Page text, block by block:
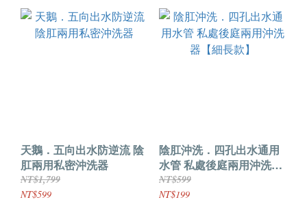
天鵝．五向出水防逆流 陰
肛兩用私密沖洗器
NT$1,799
NT$599
陰肛沖洗．四孔出水通用
水管 私處後庭兩用沖洗器
【細長款】
NT$599
NT$199